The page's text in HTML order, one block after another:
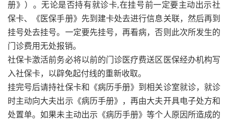
册》）。无论是否持有就诊卡,在挂号前一定要主动出示社
保卡、《医保手册》先到建卡处去进行信息关联，然后再到
挂号处去挂号。一定要先挂号，再看病，否则此次所发生的
门诊费用无处报销。
社保卡激活前务必将以前的门诊医疗费送区医保经办机构写
入社保卡，以辟免起付线的重新收取。
挂完号后请持社保卡和《病历手册》到相关诊室就诊，就诊
时主动向大夫出示《病历手册》，再由大夫开具电子处方和
处置单。如果未主动出示《病历手册》等个人原因所造成的